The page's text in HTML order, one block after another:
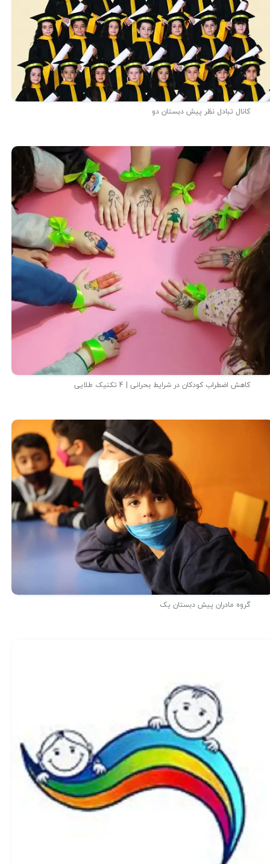
کانال تبادل نظر پیش دبستان دو
کاهش اضطراب کودکان در شرایط بحرانی | 4 تکنیک طلایی
گروه مادران پیش دبستان یک